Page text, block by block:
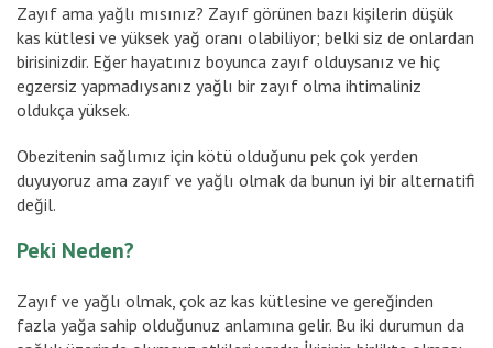
Zayıf ama yağlı mısınız? Zayıf görünen bazı kişilerin düşük
kas kütlesi ve yüksek yağ oranı olabiliyor; belki siz de onlardan
birisinizdir. Eğer hayatınız boyunca zayıf olduysanız ve hiç
egzersiz yapmadıysanız yağlı bir zayıf olma ihtimaliniz
oldukça yüksek.
Obezitenin sağlımız için kötü olduğunu pek çok yerden
duyuyoruz ama zayıf ve yağlı olmak da bunun iyi bir alternatifi
değil.
Peki Neden?
Zayıf ve yağlı olmak, çok az kas kütlesine ve gereğinden
fazla yağa sahip olduğunuz anlamına gelir. Bu iki durumun da